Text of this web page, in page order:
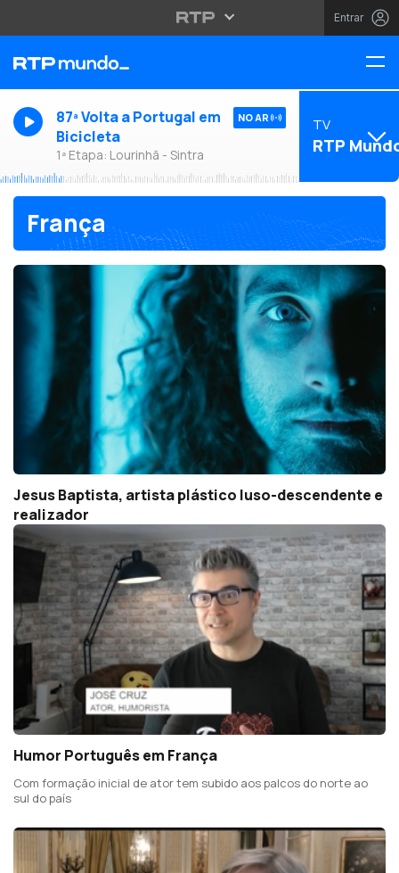
Entrar
87ª Volta a Portugal em
Bicicleta
1ª Etapa: Lourinhã - Sintra
NO AR TV
RTP
França
Jesus Baptista, artista plástico luso-descendente e
realizador
Humor Português em França
Com formação inicial de ator tem subido aos palcos do norte ao
sul do país